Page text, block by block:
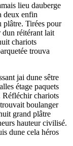
lieu dauberge
deux enfin
plâtre. Tirées pour
dun réitérant lait
chariots
trouva
jai dune sêtre
étage paquets
Réfléchir chariots
boulanger
grand plâtre
hauteur civilisé.
dune cela héros